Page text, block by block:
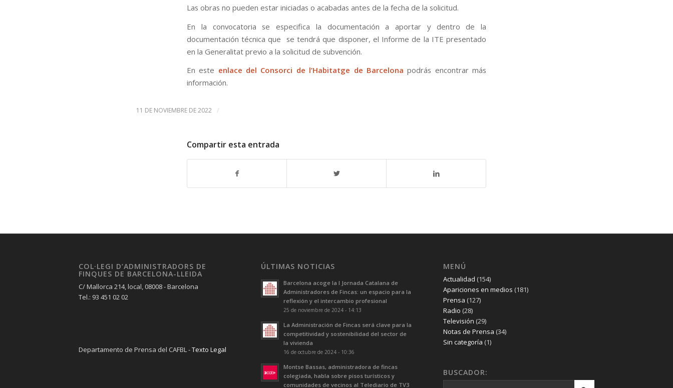
Las obras no pueden estar iniciadas o acabadas antes de la fecha de la solicitud.
En la convocatoria se especifica la documentación a aportar y dentro de la
documentación técnica que se tendrá que disponer, el Informe de la ITE presentado
en la Generalitat previo a la solicitud de subvención.
En este enlace del Consorci de l’Habitatge de Barcelonapodrás encontrar más
información.
11 DE NOVIEMBRE DE 2022 /
Compartir esta entrada
COL·LEGI D’ADMINISTRADORS DE
FINQUES DE BARCELONA-LLEIDA
C/ Mallorca 214, local, 08008 - Barcelona
Tel.: 93 451 02 02
Departamento de Prensa del CAFBL -Texto Legal
ÚLTIMAS NOTICIAS
Barcelona acoge la I Jornada Catalana de
Administradores de Fincas: un espacio para la
reflexión y el intercambio profesional
25 de noviembre de 2024 - 14:13
La Administración de Fincas será clave para la
competitividad y sostenibilidad del sector de
la vivienda
16 de octubre de 2024 - 10:36
Montse Bassas, administradora de fincas
colegiada, habla sobre pisos turísticos y
comunidades de vecinos al Telediario de TV3
MENÚ
Actualidad (154)
Apariciones en medios (181)
Prensa (127)
Radio (28)
Televisión (29)
Notas de Prensa (34)
Sin categoría (1)
BUSCADOR: